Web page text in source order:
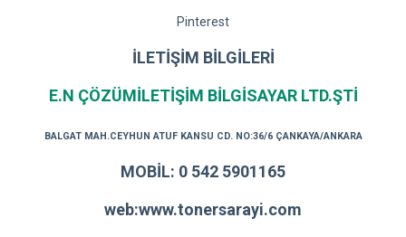
Pinterest
İLETİŞİM BİLGİLERİ
E.N ÇÖZÜMİLETİŞİM BİLGİSAYAR LTD.ŞTİ
BALGAT MAH.CEYHUN ATUF KANSU CD. NO:36/6 ÇANKAYA/ANKARA
MOBİL: 0 542 5901165
web:www.tonersarayi.com